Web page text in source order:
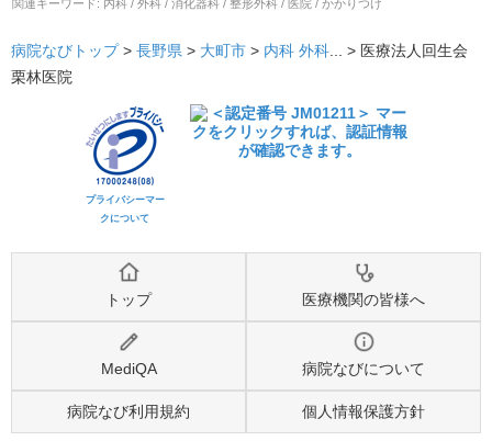
関連キーワード: 内科 / 外科 / 消化器科 / 整形外科 / 医院 / かかりつけ
病院なびトップ> 長野県 > 大町市 > 内科 外科 ... > 医療法人回生会
栗林医院
プライバシーマー
クについて
トップ 医療機関の皆様へ
MediQA 病院なびについて
病院なび利用規約 個人情報保護方針